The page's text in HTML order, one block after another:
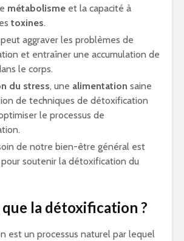
métabolisme et la capacité à
toxines.
aggraver les problèmes de
et entraîner une accumulation de
le corps.
du stress, une alimentation saine
de techniques de détoxification
le processus de
de notre bien-être général est
soutenir la détoxification du
que la détoxification ?
est un processus naturel par lequel